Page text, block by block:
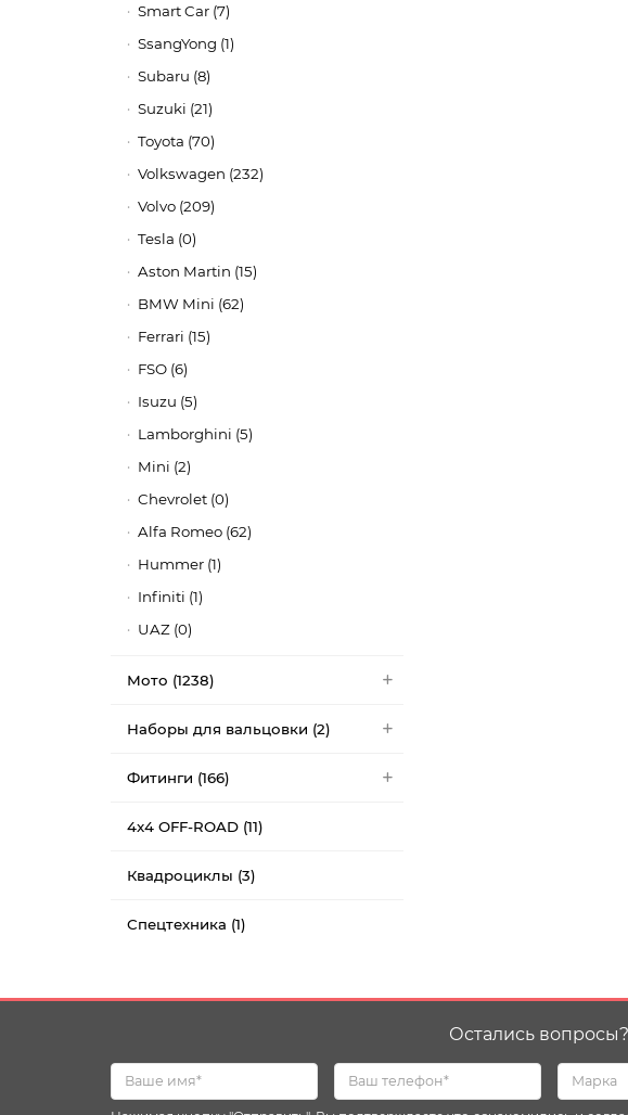
Smart Car (7)
SsangYong (1)
Subaru (8)
Suzuki (21)
Toyota (70)
Volkswagen (232)
Volvo (209)
Tesla (0)
Aston Martin (15)
BMW Mini (62)
Ferrari (15)
FSO (6)
Isuzu (5)
Lamborghini (5)
Mini (2)
Chevrolet (0)
Alfa Romeo (62)
Hummer (1)
Infiniti (1)
UAZ (0)
Мото (1238)
Наборы для вальцовки (2)
Фитинги (166)
4x4 OFF-ROAD (11)
Квадроциклы (3)
Спецтехника (1)
Остались